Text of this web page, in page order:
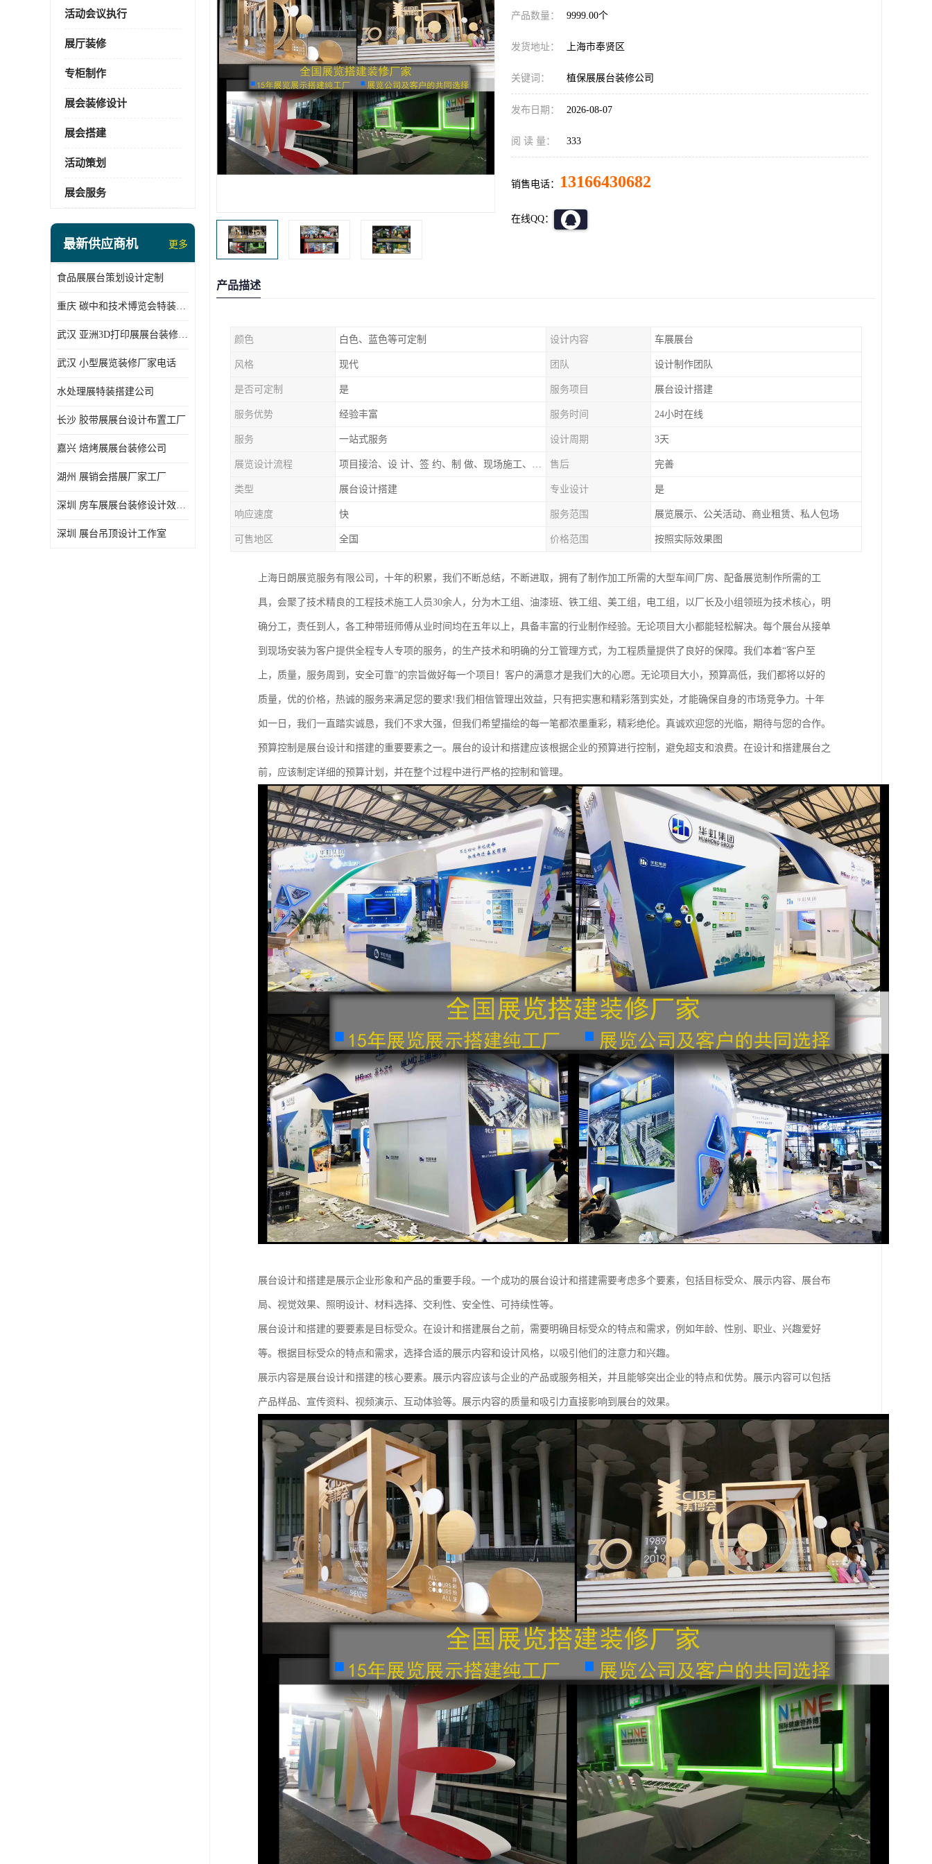
活动会议执行
展厅装修
专柜制作
展会装修设计
展会搭建
活动策划
展会服务
最新供应商机 更多
食品展展台策划设计定制
重庆 碳中和技术博览会特装展台搭建供应商
武汉 亚洲3D打印展展台装修定制
武汉 小型展览装修厂家电话
水处理展特装搭建公司
长沙 胶带展展台设计布置工厂
嘉兴 焙烤展展台装修公司
湖州 展销会搭展厂家工厂
深圳 房车展展台装修设计效果图
深圳 展台吊顶设计工作室
产品数量： 9999.00个
发货地址： 上海市奉贤区
关键词： 植保展展台装修公司
发布日期： 2026-08-07
阅 读 量： 333
销售电话： 13166430682
在线QQ：
产品描述
颜色 白色、蓝色等可定制 设计内容 车展展台
风格 现代 团队 设计制作团队
是否可定制 是 服务项目 展台设计搭建
服务优势 经验丰富 服务时间 24小时在线
服务 一站式服务 设计周期 3天
展览设计流程 项目接洽、设 计、签 约、制 做、现场施工、展期服务、后续跟踪 售后 完善
类型 展台设计搭建 专业设计 是
响应速度 快 服务范围 展览展示、公关活动、商业租赁、私人包场
可售地区 全国 价格范围 按照实际效果图
上海日朗展览服务有限公司，十年的积累，我们不断总结，不断进取，拥有了制作加工所需的大型车间厂房、配备展览制作所需的工
具，会聚了技术精良的工程技术施工人员30余人，分为木工组、油漆班、铁工组、美工组，电工组，以厂长及小组领班为技术核心，明
确分工，责任到人，各工种带班师傅从业时间均在五年以上，具备丰富的行业制作经验。无论项目大小都能轻松解决。每个展台从接单
到现场安装为客户提供全程专人专项的服务，的生产技术和明确的分工管理方式，为工程质量提供了良好的保障。我们本着“客户至
上，质量，服务周到，安全可靠”的宗旨做好每一个项目！客户的满意才是我们大的心愿。无论项目大小，预算高低，我们都将以好的
质量，优的价格，热诚的服务来满足您的要求!我们相信管理出效益，只有把实惠和精彩落到实处，才能确保自身的市场竞争力。十年
如一日，我们一直踏实诚恳，我们不求大强，但我们希望描绘的每一笔都浓墨重彩，精彩绝伦。真诚欢迎您的光临，期待与您的合作。
预算控制是展台设计和搭建的重要要素之一。展台的设计和搭建应该根据企业的预算进行控制，避免超支和浪费。在设计和搭建展台之
前，应该制定详细的预算计划，并在整个过程中进行严格的控制和管理。
展台设计和搭建是展示企业形象和产品的重要手段。一个成功的展台设计和搭建需要考虑多个要素，包括目标受众、展示内容、展台布
局、视觉效果、照明设计、材料选择、交利性、安全性、可持续性等。
展台设计和搭建的要要素是目标受众。在设计和搭建展台之前，需要明确目标受众的特点和需求，例如年龄、性别、职业、兴趣爱好
等。根据目标受众的特点和需求，选择合适的展示内容和设计风格，以吸引他们的注意力和兴趣。
展示内容是展台设计和搭建的核心要素。展示内容应该与企业的产品或服务相关，并且能够突出企业的特点和优势。展示内容可以包括
产品样品、宣传资料、视频演示、互动体验等。展示内容的质量和吸引力直接影响到展台的效果。